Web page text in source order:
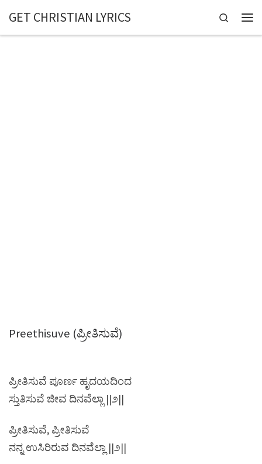
Skip to content
GET CHRISTIAN LYRICS Search
Preethisuve (ಪ್ರೀತಿಸುವೆ)
ಪ್ರೀತಿಸುವೆ ಪೂರ್ಣ ಹೃದಯದಿಂದ
ಸ್ತುತಿಸುವೆ ಜೀವ ದಿನವೆಲ್ಲಾ ||೨||
ಪ್ರೀತಿಸುವೆ, ಪ್ರೀತಿಸುವೆ
ನನ್ನ ಉಸಿರಿರುವ ದಿನವೆಲ್ಲಾ ||೨||